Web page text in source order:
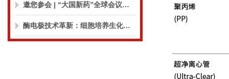
邀您参会 | “大国新药”全球会议（CPIC2026）
酶电极技术革新：细胞培养生化分析仪实现精准在线监测